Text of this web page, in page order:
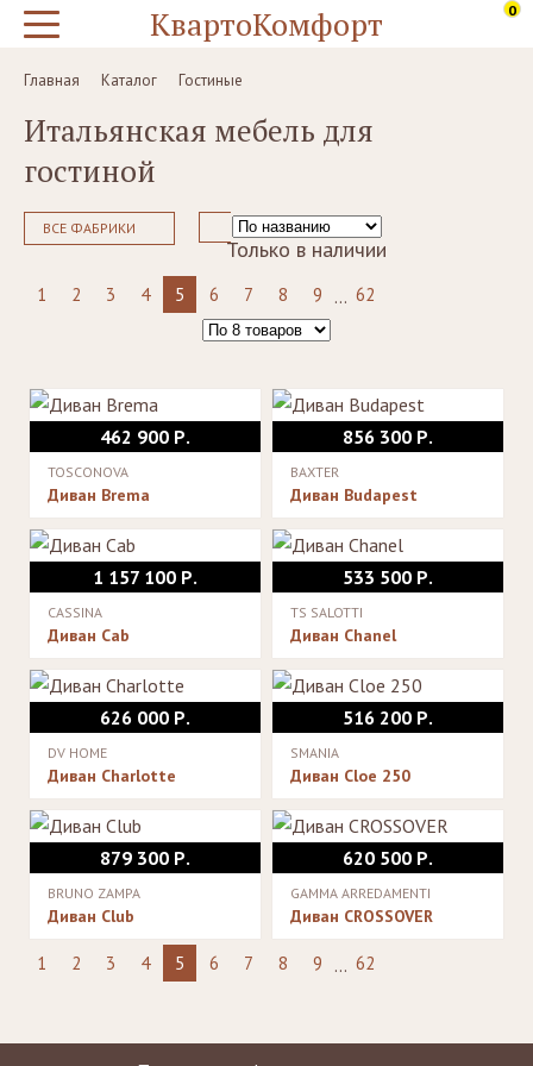
КвартоКомфорт 0
Главная Каталог Гостиные
Итальянская мебель для
гостиной
ВСЕ ФАБРИКИ
Только в наличии
1 2 3 4 5 6 7 8 9 ... 62
462 900 Р.
TOSCONOVA
Диван Brema
856 300 Р.
BAXTER
Диван Budapest
1 157 100 Р.
CASSINA
Диван Cab
533 500 Р.
TS SALOTTI
Диван Chanel
626 000 Р.
DV HOME
Диван Charlotte
516 200 Р.
SMANIA
Диван Cloe 250
879 300 Р.
BRUNO ZAMPA
Диван Club
620 500 Р.
GAMMA ARREDAMENTI
Диван CROSSOVER
1 2 3 4 5 6 7 8 9 ... 62